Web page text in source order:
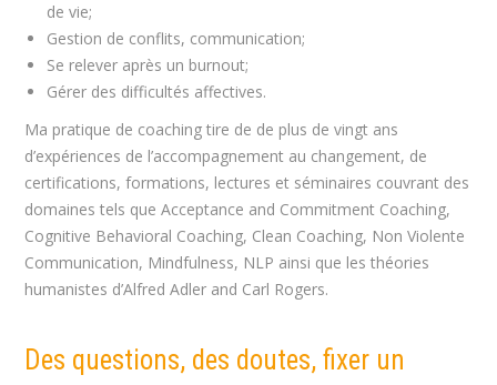
de vie;
Gestion de conflits, communication;
Se relever après un burnout;
Gérer des difficultés affectives.
Ma pratique de coaching tire de de plus de vingt ans
d’expériences de l’accompagnement au changement, de
certifications, formations, lectures et séminaires couvrant des
domaines tels que Acceptance and Commitment Coaching,
Cognitive Behavioral Coaching, Clean Coaching, Non Violente
Communication, Mindfulness, NLP ainsi que les théories
humanistes d’Alfred Adler and Carl Rogers.
Des questions, des doutes, fixer un